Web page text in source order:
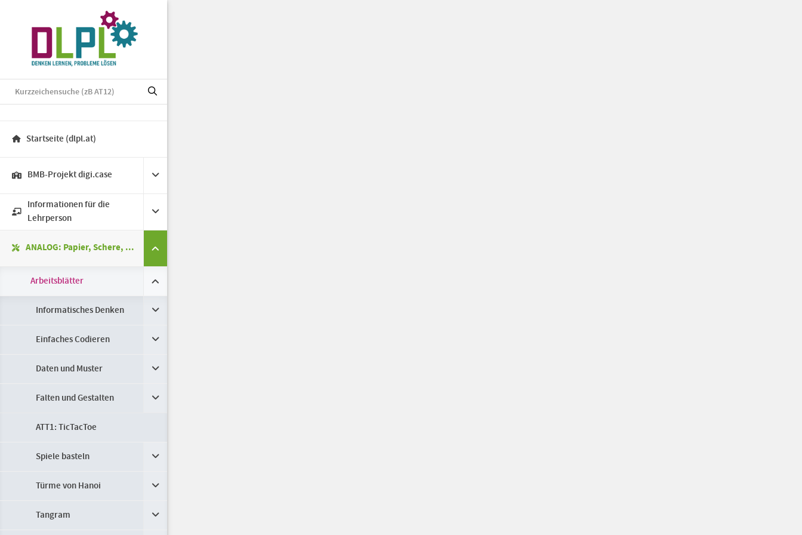
Startseite (dlpl.at)
BMB-Projekt digi.case
Informationen für die
Lehrperson
ANALOG: Papier, Schere, ...
Arbeitsblätter
Informatisches Denken
Einfaches Codieren
Daten und Muster
Falten und Gestalten
ATT1: TicTacToe
Spiele basteln
Türme von Hanoi
Tangram